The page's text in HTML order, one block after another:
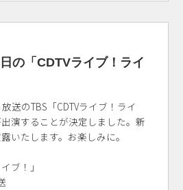
の「CDTVライブ！ライ
送のTBS「CDTVライブ！ライ
演することが決定しました。新
いたします。お楽しみに。
ブ！」